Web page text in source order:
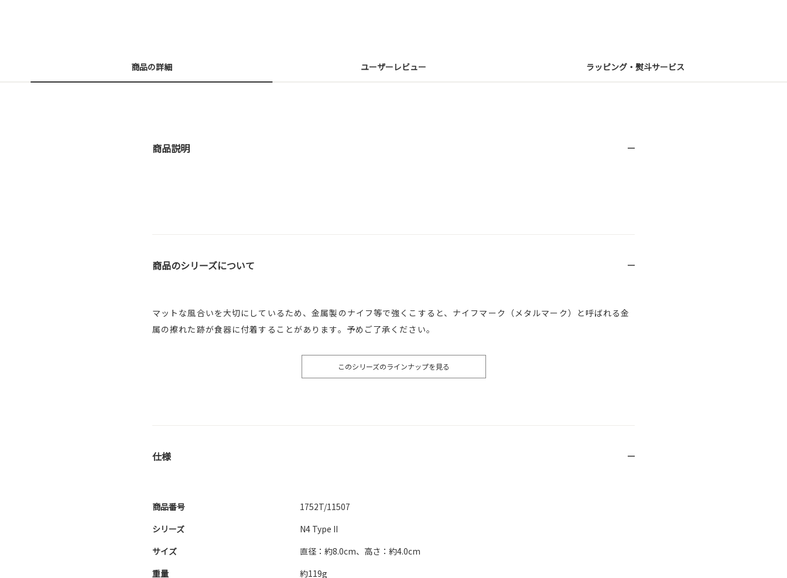
商品の詳細 ユーザーレビュー ラッピング・熨斗サービス
商品説明
商品のシリーズについて
マットな風合いを大切にしているため、金属製のナイフ等で強くこすると、ナイフマーク（メタルマーク）と呼ばれる金
属の擦れた跡が食器に付着することがあります。予めご了承ください。
このシリーズのラインナップを見る
仕様
商品番号
1752T/11507
シリーズ
N4 Type II
サイズ
直径：約8.0cm、高さ：約4.0cm
重量
約119g